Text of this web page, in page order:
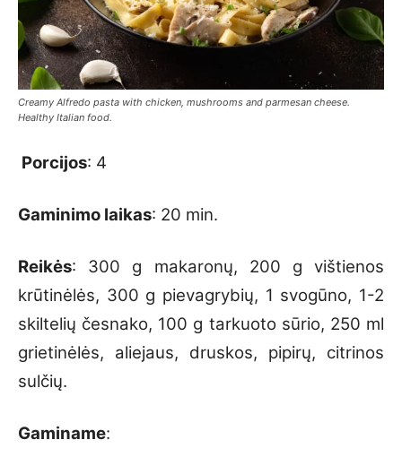
Creamy Alfredo pasta with chicken, mushrooms and parmesan cheese.
Healthy Italian food.
Porcijos: 4
Gaminimo laikas: 20 min.
Reikės: 300 g makaronų, 200 g vištienos
krūtinėlės, 300 g pievagrybių, 1 svogūno, 1-2
skiltelių česnako, 100 g tarkuoto sūrio, 250 ml
grietinėlės, aliejaus, druskos, pipirų, citrinos
sulčių.
Gaminame: